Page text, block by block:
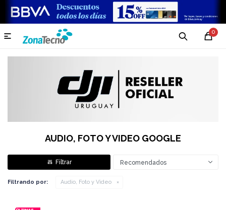
0

AUDIO, FOTO Y VIDEO GOOGLE
Recomendados
Filtrando por: Audio, Foto y Video